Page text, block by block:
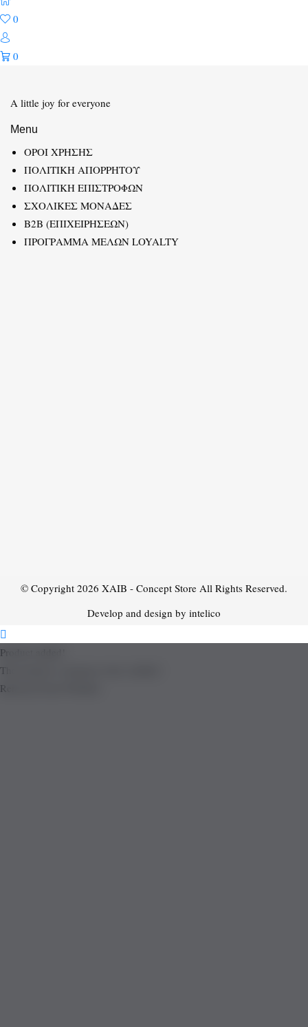
0
0
A little joy for everyone
Menu
ΟΡΟΙ ΧΡΗΣΗΣ
ΠΟΛΙΤΙΚΗ ΑΠΟΡΡΗΤΟΥ
ΠΟΛΙΤΙΚΗ ΕΠΙΣΤΡΟΦΩΝ
ΣΧΟΛΙΚΕΣ ΜΟΝΑΔΕΣ
B2B (ΕΠΙΧΕΙΡΗΣΕΩΝ)
ΠΡΟΓΡΑΜΜΑ ΜΕΛΩΝ LOYALTY
© Copyright 2026 XAIB - Concept Store All Rights Reserved.
Develop and design by intelico
Product added!
The product is already in the wishlist!
Removed from Wishlist